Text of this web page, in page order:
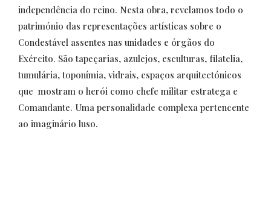
independência do reino. Nesta obra, revelamos todo o
património das representações artísticas sobre o
Condestável assentes nas unidades e órgãos do
Exército. São tapeçarias, azulejos, esculturas, filatelia,
tumulária, toponímia, vidrais, espaços arquitectónicos
que mostram o herói como chefe militar estratega e
Comandante. Uma personalidade complexa pertencente
ao imaginário luso.